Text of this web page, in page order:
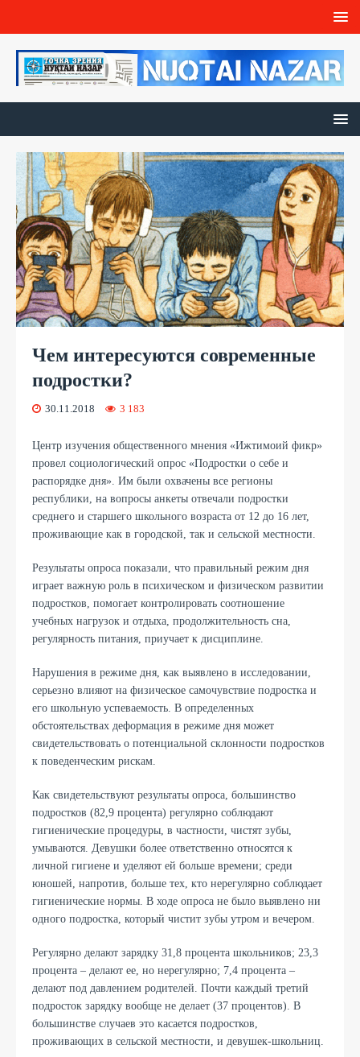
Чем интересуются современные
подростки?
30.11.2018 3 183
Центр изучения общественного мнения «Ижтимоий фикр»
провел социологический опрос «Подростки о себе и
распорядке дня». Им были охвачены все регионы
республики, на вопросы анкеты отвечали подростки
среднего и старшего школьного возраста от 12 до 16 лет,
проживающие как в городской, так и сельской местности.
Результаты опроса показали, что правильный режим дня
играет важную роль в психическом и физическом развитии
подростков, помогает контролировать соотношение
учебных нагрузок и отдыха, продолжительность сна,
регулярность питания, приучает к дисциплине.
Нарушения в режиме дня, как выявлено в исследовании,
серьезно влияют на физическое самочувствие подростка и
его школьную успеваемость. В определенных
обстоятельствах деформация в режиме дня может
свидетельствовать о потенциальной склонности подростков
к поведенческим рискам.
Как свидетельствуют результаты опроса, большинство
подростков (82,9 процента) регулярно соблюдают
гигиенические процедуры, в частности, чистят зубы,
умываются. Девушки более ответственно относятся к
личной гигиене и уделяют ей больше времени; среди
юношей, напротив, больше тех, кто нерегулярно соблюдает
гигиенические нормы. В ходе опроса не было выявлено ни
одного подростка, который чистит зубы утром и вечером.
Регулярно делают зарядку 31,8 процента школьников; 23,3
процента – делают ее, но нерегулярно; 7,4 процента –
делают под давлением родителей. Почти каждый третий
подросток зарядку вообще не делает (37 процентов). В
большинстве случаев это касается подростков,
проживающих в сельской местности, и девушек-школьниц.